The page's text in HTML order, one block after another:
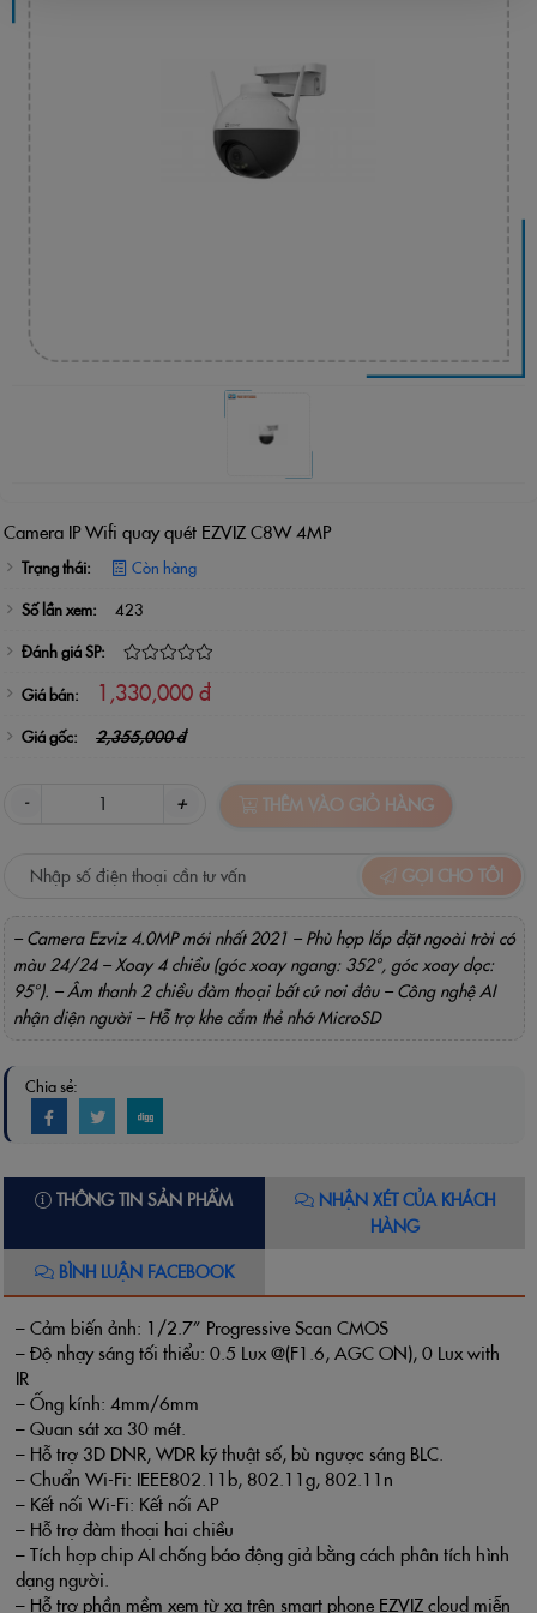
Camera IP Wifi quay quét EZVIZ C8W 4MP
Trạng thái: Còn hàng
Số lần xem: 423
Đánh giá SP:
Giá bán: 1,330,000 đ
Giá gốc: 2,355,000 đ
- + THÊM VÀO GIỎ HÀNG
GỌI CHO TÔI
– Camera Ezviz 4.0MP mới nhất 2021 – Phù hợp lắp đặt ngoài trời có
màu 24/24 – Xoay 4 chiều (góc xoay ngang: 352°, góc xoay dọc:
95°). – Âm thanh 2 chiều đàm thoại bất cứ nơi đâu – Công nghệ AI
nhận diện người – Hỗ trợ khe cắm thẻ nhớ MicroSD
Chia sẻ:
THÔNG TIN SẢN PHẨM
NHẬN XÉT CỦA KHÁCH
HÀNG
BÌNH LUẬN FACEBOOK
– Cảm biến ảnh: 1/2.7” Progressive Scan CMOS
– Độ nhạy sáng tối thiểu: 0.5 Lux @(F1.6, AGC ON), 0 Lux with
IR
– Ống kính: 4mm/6mm
– Quan sát xa 30 mét.
– Hỗ trợ 3D DNR, WDR kỹ thuật số, bù ngược sáng BLC.
– Chuẩn Wi-Fi: IEEE802.11b, 802.11g, 802.11n
– Kết nối Wi-Fi: Kết nối AP
– Hỗ trợ đàm thoại hai chiều
– Tích hợp chip AI chống báo động giả bằng cách phân tích hình
dạng người.
– Hỗ trợ phần mềm xem từ xa trên smart phone EZVIZ cloud miễn